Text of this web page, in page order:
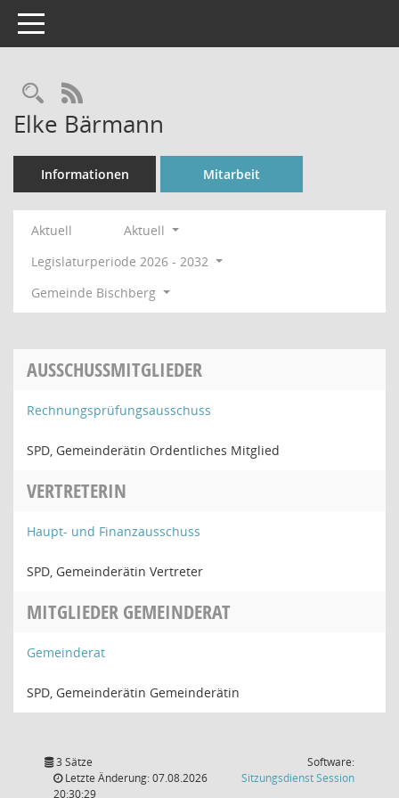
Toggle navigation
Rechercheauswahl
RSS-Feed
Elke Bärmann
Informationen Mitarbeit
Aktuell
Aktuell
Legislaturperiode 2026 - 2032
Gemeinde Bischberg
AUSSCHUSSMITGLIEDER
Rechnungsprüfungsausschuss
SPD, Gemeinderätin Ordentliches Mitglied
VERTRETERIN
Haupt- und Finanzausschuss
SPD, Gemeinderätin Vertreter
MITGLIEDER GEMEINDERAT
Gemeinderat
SPD, Gemeinderätin Gemeinderätin
3 Sätze
Letzte Änderung: 07.08.2026
20:30:29
Software:
SitzungsdienstSession(Wird in